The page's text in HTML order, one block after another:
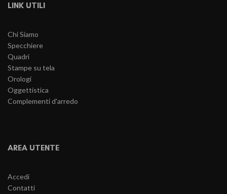
LINK UTILI
Chi Siamo
Specchiere
Quadri
Stampe su tela
Orologi
Oggettistica
Complementi d'arredo
AREA UTENTE
Accedi
Contatti